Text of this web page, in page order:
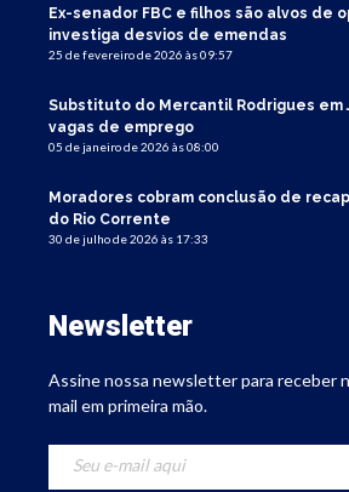
Ex-senador FBC e filhos são alvos de
investiga desvios de emendas
25 de fevereiro de 2026 às 09:57
Substituto do Mercantil Rodrigues em
vagas de emprego
05 de janeiro de 2026 às 08:00
Moradores cobram conclusão de
do Rio Corrente
30 de julho de 2026 às 17:33
Newsletter
Assine nossa newsletter para receber
mail em primeira mão.